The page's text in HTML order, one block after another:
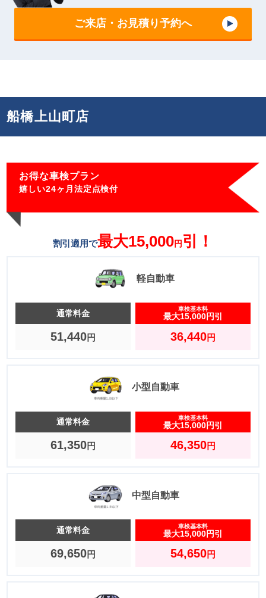
ご来店・お見積り予約へ
船橋上山町店
お得な車検プラン
嬉しい24ヶ月法定点検付
割引適用で最大15,000円 引！
軽自動車
通常料金
51,440円
車検基本料
最大15,000円引
36,440円
小型自動車
通常料金
61,350円
車検基本料
最大15,000円引
46,350円
中型自動車
通常料金
69,650円
車検基本料
最大15,000円引
54,650円